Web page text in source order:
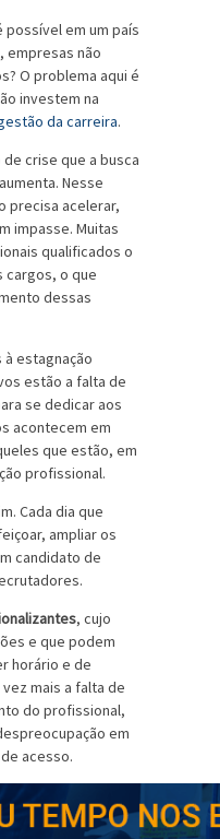
possível em um país
empresas não
O problema aqui é
investem na
da carreira.
crise que a busca
Nesse
precisa acelerar,
impasse. Muitas
qualificados o
cargos, o que
dessas
estagnação
estão a falta de
se dedicar aos
acontecem em
que estão, em
profissional.
Cada dia que
ampliar os
candidato de
, cujo
e que podem
horário e de
mais a falta de
do profissional,
em
acesso.